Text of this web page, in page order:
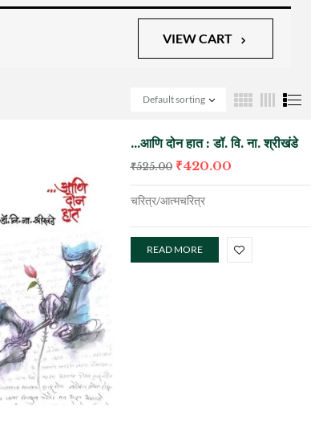
VIEW CART
Default sorting
…आणि दोन हात : डॉ. वि. ना. श्रीखंडे
₹525.00 ₹420.00
चरित्र/आत्मचरित्र
READ MORE